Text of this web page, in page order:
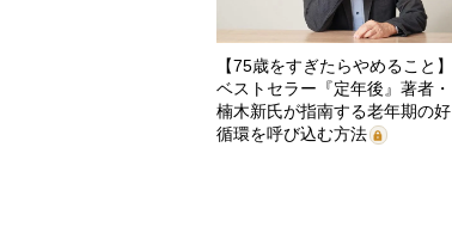
【75歳をすぎたらやめること】
ベストセラー『定年後』著者・
楠木新氏が指南する老年期の好
循環を呼び込む方法